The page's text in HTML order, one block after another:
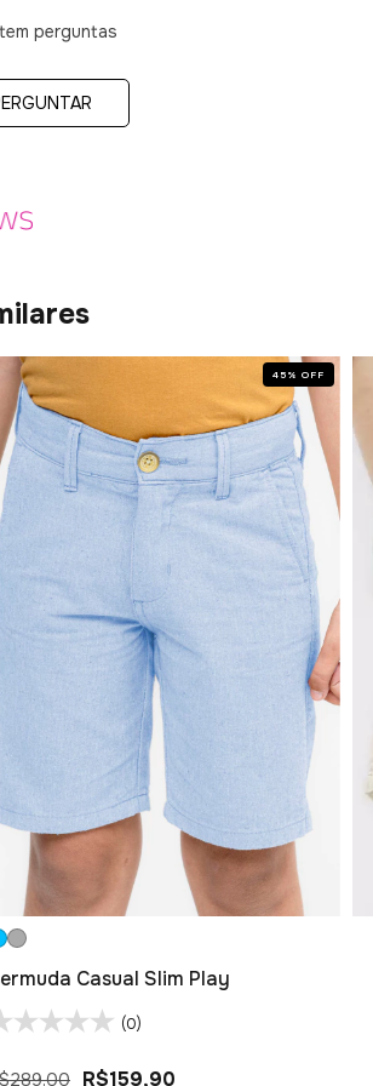
perguntas
45 % OFF
Casual Slim Play
(0)
R$159,90